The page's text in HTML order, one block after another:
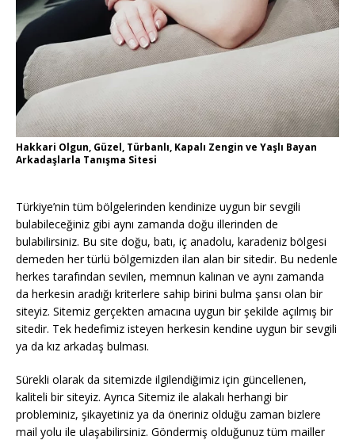
Hakkari Olgun, Güzel, Türbanlı, Kapalı Zengin ve Yaşlı Bayan
Arkadaşlarla Tanışma Sitesi
Türkiye’nin tüm bölgelerinden kendinize uygun bir sevgili
bulabileceğiniz gibi aynı zamanda doğu illerinden de
bulabilirsiniz. Bu site doğu, batı, iç anadolu, karadeniz bölgesi
demeden her türlü bölgemizden ilan alan bir sitedir. Bu nedenle
herkes tarafından sevilen, memnun kalınan ve aynı zamanda
da herkesin aradığı kriterlere sahip birini bulma şansı olan bir
siteyiz. Sitemiz gerçekten amacına uygun bir şekilde açılmış bir
sitedir. Tek hedefimiz isteyen herkesin kendine uygun bir sevgili
ya da kız arkadaş bulması.
Sürekli olarak da sitemizde ilgilendiğimiz için güncellenen,
kaliteli bir siteyiz. Ayrıca Sitemiz ile alakalı herhangi bir
probleminiz, şikayetiniz ya da öneriniz olduğu zaman bizlere
mail yolu ile ulaşabilirsiniz. Göndermiş olduğunuz tüm mailler